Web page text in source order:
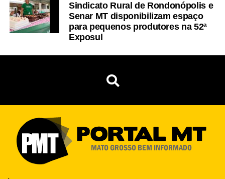
Sindicato Rural de Rondonópolis e
Senar MT disponibilizam espaço
para pequenos produtores na 52ª
Exposul